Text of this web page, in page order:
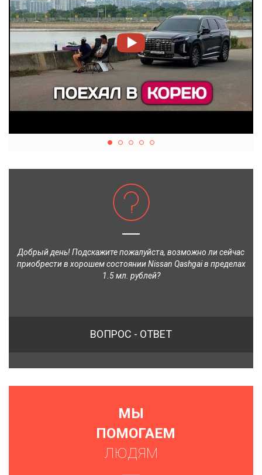
Добрый день! Подскажите пожалуйста, возможно ли сейчас
приобрести в хорошем состоянии Nissan Qashgai в пределах
1.5 мл. рублей?
ВОПРОС - ОТВЕТ
МЫ
ПОМОГАЕМ
ЛЮДЯМ